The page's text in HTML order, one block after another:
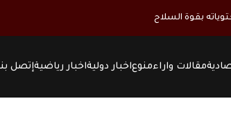
بقوة السلاح
مقالات واراءمنوعاخبار دوليةاخبار رياضيةإتصل